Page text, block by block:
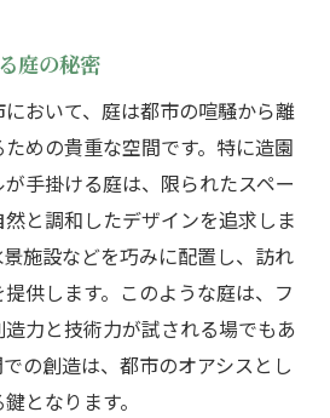
スの有効活用法
かしたエコデザイン
然を感じる新しい提案
す心地よい居住空間
とっての自然の価値
が拓く東京都の緑の可能性
活かした庭作り
ザインの実践
ならではの柔軟な発想
庭の秘密
おいて、庭は都市の喧騒から離
めの貴重な空間です。特に造園
手掛ける庭は、限られたスペー
と調和したデザインを追求しま
施設などを巧みに配置し、訪れ
供します。このような庭は、フ
力と技術力が試される場でもあ
の創造は、都市のオアシスとし
となります。